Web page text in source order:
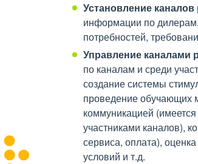
Установление
информации по
потребностей,
Управление каналами
по каналам и среди
создание системы
проведение обучающих
коммуникацией
участниками каналов),
сервиса, оплата),
условий и т.д.